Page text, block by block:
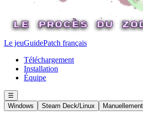
Le jeuGuidePatch français
Téléchargement
Installation
Équipe
☰
Windows
Steam Deck/Linux Manuellement